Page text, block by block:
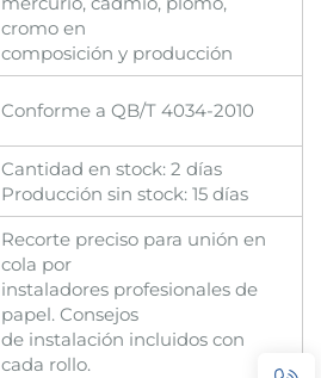
cromo en
composición y producción
Conforme a QB/T 4034-2010
Cantidad en stock: 2 días
Producción sin stock: 15 días
Recorte preciso para unión en
cola por
instaladores profesionales de
papel. Consejos
de instalación incluidos con
cada rollo.